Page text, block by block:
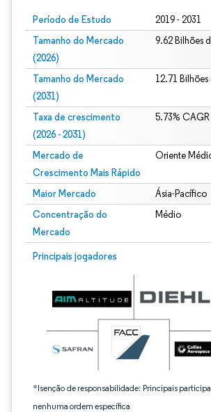
Período de Estudo 2019 - 2031
Tamanho do Mercado
(2026)
9.62 Bilhões
Tamanho do Mercado
(2031)
12.71
Taxa de crescimento
(2026 - 2031)
5.73% CAGR
Mercado de
Crescimento Mais Rápido
Oriente
Maior Mercado Ásia-Pacífico
Concentração do
Mercado
Médio
Principais jogadores
*Isenção de responsabilidade: Principais
nenhuma ordem específica
Imagem © Mordor Intelligence. O reuso requer